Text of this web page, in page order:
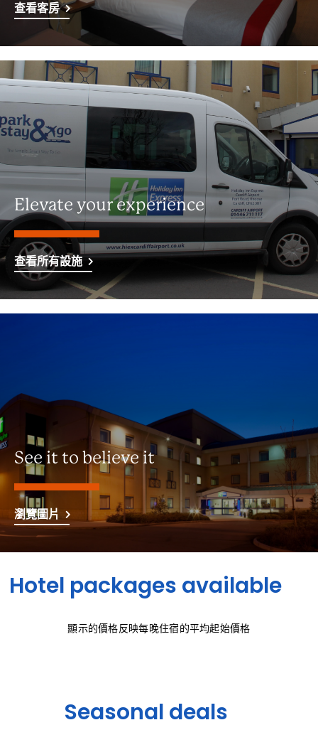
查看客房
Elevate your experience
查看所有設施
See it to believe it
瀏覽圖片
Hotel packages available
顯示的價格反映每晚住宿的平均起始價格
Seasonal deals